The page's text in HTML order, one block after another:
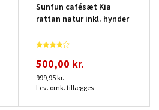
Sunfun cafésæt Kia
rattan natur inkl. hynder
500,00 kr.
999,95 kr.
Lev. omk. tillægges